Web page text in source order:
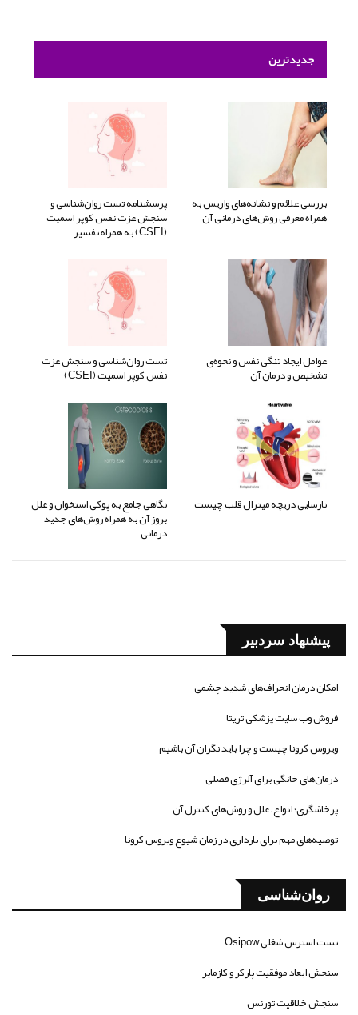
جدیدترین
بررسی علائم و نشانه‌های واریس به
همراه معرفی روش‌های درمانی آن
پرسشنامه تست روان‌شناسی و
سنجش عزت نفس کوپر اسمیت
(CSEI) به همراه تفسیر
عوامل ایجاد تنگی نفس و نحوه‌ی
تشخیص و درمان آن
تست روان‌شناسی و سنجش عزت
نفس کوپر اسمیت (CSEI)
نارسایی دریچه میترال قلب چیست نگاهی جامع به پوکی استخوان و علل
بروز آن به همراه روش‌های جدید
درمانی
پیشنهاد سردبیر
امکان درمان انحراف‌های شدید چشمی
فروش وب سایت پزشکی تریتا
ویروس کرونا چیست و چرا باید نگران آن باشیم
درمان‌های خانگی برای آلرژی فصلی
پرخاشگری؛ انواع، علل و روش‌های کنترل آن
توصیه‌های مهم برای بارداری در زمان شیوع ویروس کرونا
روان‌شناسی
تست استرس شغلی Osipow
سنجش ابعاد موفقیت پارکر و کازمایر
سنجش خلاقیت تورنس